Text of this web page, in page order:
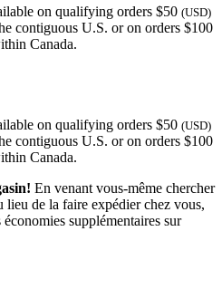
on qualifying orders $50 (USD)
contiguous U.S. or on orders $100
Canada.
on qualifying orders $50 (USD)
contiguous U.S. or on orders $100
Canada.
En venant vous-même chercher
lieu de la faire expédier chez vous,
supplémentaires sur